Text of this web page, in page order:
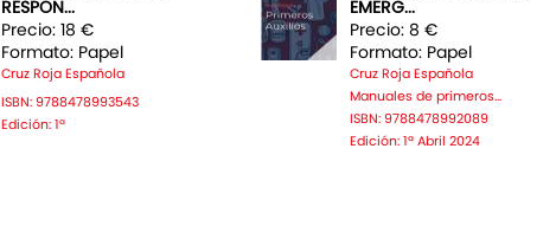
RESPON...
Precio: 18 €
Formato: Papel
Cruz Roja Española
ISBN: 9788478993543
Edición: 1ª
EMERG...
Precio: 8 €
Formato: Papel
Cruz Roja Española
Manuales de primeros...
ISBN: 9788478992089
Edición: 1ª Abril 2024